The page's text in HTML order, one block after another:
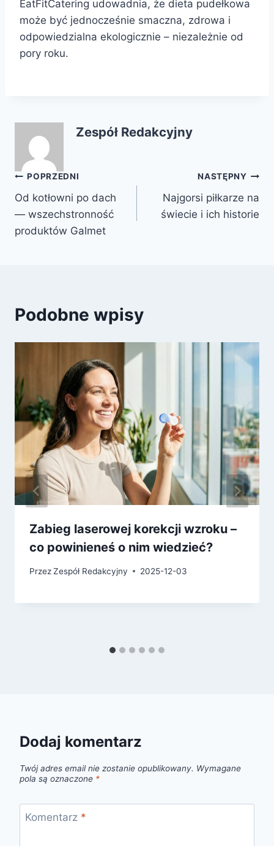
EatFitCatering udowadnia, że dieta pudełkowa
może być jednocześnie smaczna, zdrowa i
odpowiedzialna ekologicznie – niezależnie od
pory roku.
Zespół Redakcyjny
Nawigacja
wpisu
POPRZEDNI
Od kotłowni po dach
— wszechstronność
produktów Galmet
NASTĘPNY
Najgorsi piłkarze na
świecie i ich historie
Podobne wpisy
Zabieg laserowej korekcji wzroku –
co powinieneś o nim wiedzieć?
PrzezZespół Redakcyjny 2025-12-03
Dodaj komentarz
Twój adres email nie zostanie opublikowany. Wymagane
pola są oznaczone *
Komentarz *